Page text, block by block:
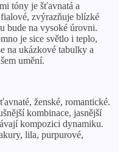
tóny je šťavnatá a
zvýrazňuje blízké
bude na vysoké úrovni.
je sice světlo i teplo,
na ukázkové tabulky a
umění.
ženské, romantické.
kombinace, jasnější
kompozici dynamiku.
lila, purpurové,